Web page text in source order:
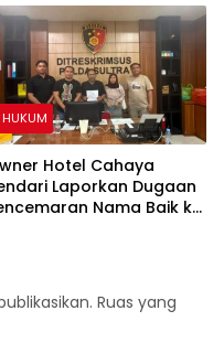
HUKUM
Hotel Cahaya
Laporkan Dugaan
Nama Baik ke
Ruas yang